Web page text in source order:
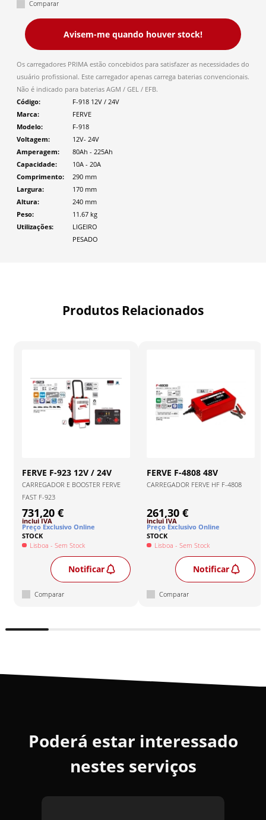
Comparar
Avisem-me quando houver stock!
Os carregadores PRIMA estão concebidos para satisfazer as necessidades do
usuário profissional. Este carregador apenas carrega baterias convencionais.
Não é indicado para baterias AGM / GEL / EFB.
Código
F-918 12V / 24V
Marca
FERVE
Modelo
F-918
Voltagem
12V- 24V
Amperagem
80Ah - 225Ah
Capacidade
10A - 20A
Comprimento
290 mm
Largura
170 mm
Altura
240 mm
Peso
11.67 kg
Utilizações
LIGEIRO
PESADO
Produtos Relacionados
FERVE F-923 12V / 24V
CARREGADOR E BOOSTER FERVE
FAST F-923
731,20 €
inclui IVA
Preço Exclusivo Online
STOCK
Lisboa - Sem Stock
Notificar
Comparar
FERVE F-4808 48V
CARREGADOR FERVE HF F-4808
261,30 €
inclui IVA
Preço Exclusivo Online
STOCK
Lisboa - Sem Stock
Notificar
Comparar
Poderá estar interessado
nestes serviços